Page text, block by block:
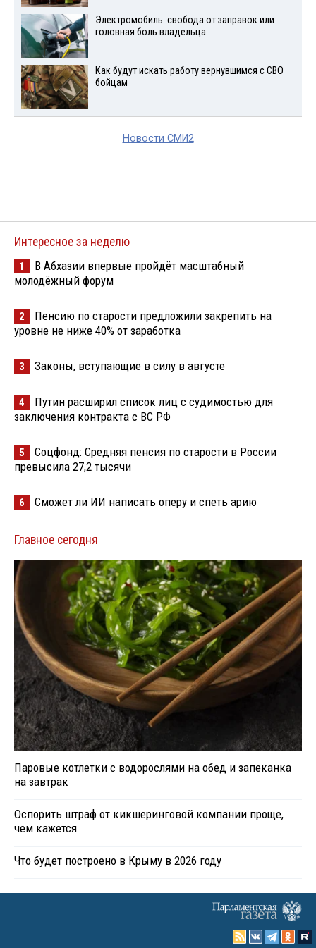
Электромобиль: свобода от заправок или
головная боль владельца
Как будут искать работу вернувшимся с СВО
бойцам
Новости СМИ2
Интересное за неделю
1
В Абхазии впервые пройдёт масштабный
молодёжный форум
2
Пенсию по старости предложили закрепить на
уровне не ниже 40% от заработка
3 Законы, вступающие в силу в августе
4
Путин расширил список лиц с судимостью для
заключения контракта с ВС РФ
5
Соцфонд: Средняя пенсия по старости в России
превысила 27,2 тысячи
6 Сможет ли ИИ написать оперу и спеть арию
Главное сегодня
Паровые котлетки с водорослями на обед и запеканка
на завтрак
Оспорить штраф от кикшеринговой компании проще,
чем кажется
Что будет построено в Крыму в 2026 году